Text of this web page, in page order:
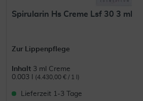
Spirularin Hs Creme Lsf 30 3 ml
Zur Lippenpflege
Inhalt 3 ml Creme
0.003 l
(4.430,00 € / 1 l)
Lieferzeit 1-3 Tage